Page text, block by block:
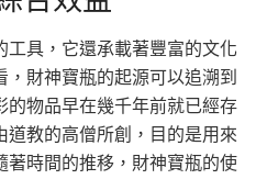
具，它還承載著豐富的文化
財神寶瓶的起源可以追溯到
物品早在幾千年前就已經存
教的高僧所創，目的是用來
時間的推移，財神寶瓶的使